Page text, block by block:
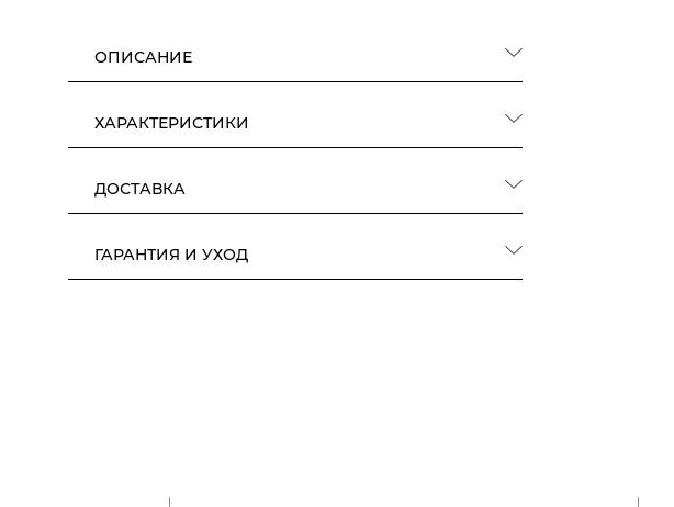
ОПИСАНИЕ
ХАРАКТЕРИСТИКИ
ДОСТАВКА
ГАРАНТИЯ И УХОД